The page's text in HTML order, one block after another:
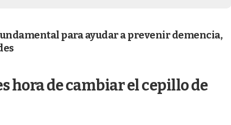
para ayudar a prevenir demencia,
hora de cambiar el cepillo de